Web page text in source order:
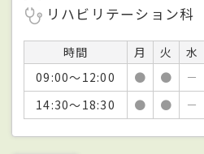
リハビリテーション科
時間 月 火 水
09:00～12:00
● ● －
14:30～18:30
● ● －